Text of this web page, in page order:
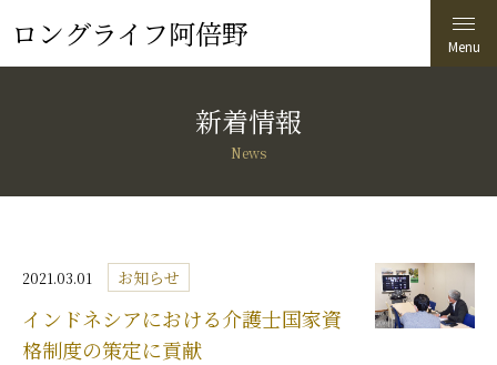
ロングライフ阿倍野
新着情報
News
2021.03.01 お知らせ
インドネシアにおける介護士国家資
格制度の策定に貢献